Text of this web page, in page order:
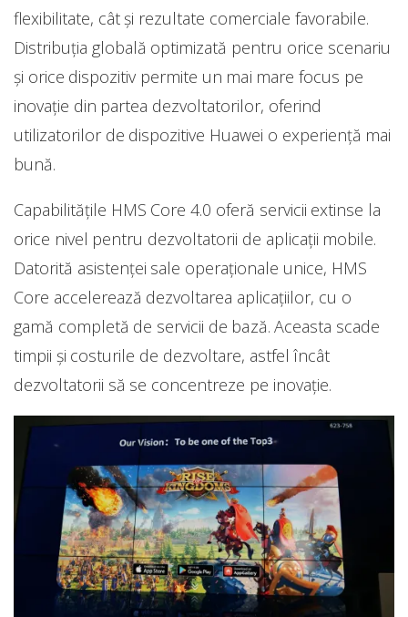
flexibilitate, cât și rezultate comerciale favorabile.
Distribuția globală optimizată pentru orice scenariu
și orice dispozitiv permite un mai mare focus pe
inovație din partea dezvoltatorilor, oferind
utilizatorilor de dispozitive Huawei o experiență mai
bună.
Capabilitățile HMS Core 4.0 oferă servicii extinse la
orice nivel pentru dezvoltatorii de aplicații mobile.
Datorită asistenței sale operaționale unice, HMS
Core accelerează dezvoltarea aplicațiilor, cu o
gamă completă de servicii de bază. Aceasta scade
timpii și costurile de dezvoltare, astfel încât
dezvoltatorii să se concentreze pe inovație.